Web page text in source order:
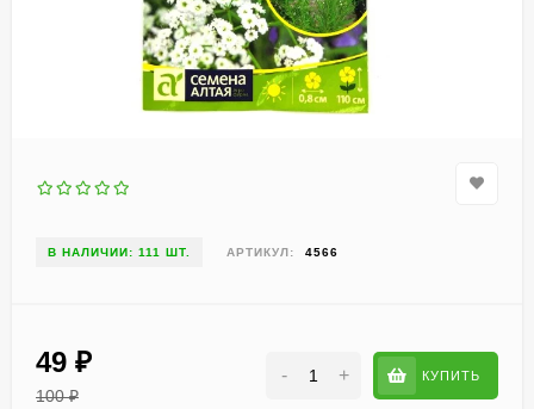
В НАЛИЧИИ: 111 ШТ. АРТИКУЛ: 4566
49 ₽
100₽
- + КУПИТЬ